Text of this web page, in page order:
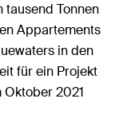
Tonnen
Appartements
in den
für ein Projekt
2021